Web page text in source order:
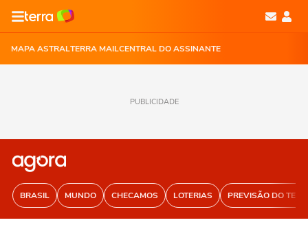
MAPA ASTRALTERRA MAILCENTRAL DO ASSINANTE
PUBLICIDADE
BRASIL MUNDO CHECAMOS LOTERIAS PREVISÃO DO